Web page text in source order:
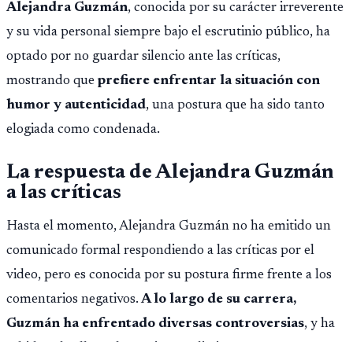
Alejandra Guzmán, conocida por su carácter irreverente
y su vida personal siempre bajo el escrutinio público, ha
optado por no guardar silencio ante las críticas,
mostrando que prefiere enfrentar la situación con
humor y autenticidad, una postura que ha sido tanto
elogiada como condenada.
La respuesta de Alejandra Guzmán
a las críticas
Hasta el momento, Alejandra Guzmán no ha emitido un
comunicado formal respondiendo a las críticas por el
video, pero es conocida por su postura firme frente a los
comentarios negativos.A lo largo de su carrera,
Guzmán ha enfrentado diversas controversias, y ha